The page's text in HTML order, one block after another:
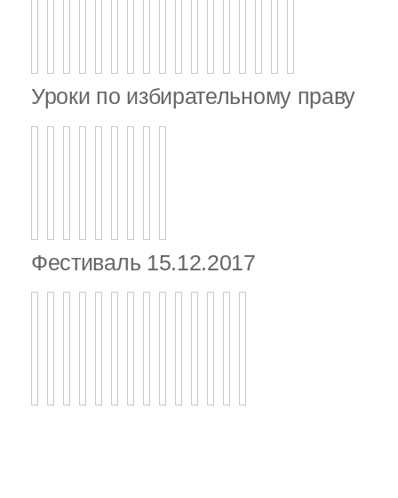
Уроки по избирательному праву
Фестиваль 15.12.2017